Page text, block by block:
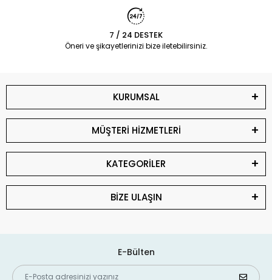
7 / 24 DESTEK
Öneri ve şikayetlerinizi bize iletebilirsiniz.
KURUMSAL
MÜŞTERİ HİZMETLERİ
KATEGORİLER
BİZE ULAŞIN
E-Bülten